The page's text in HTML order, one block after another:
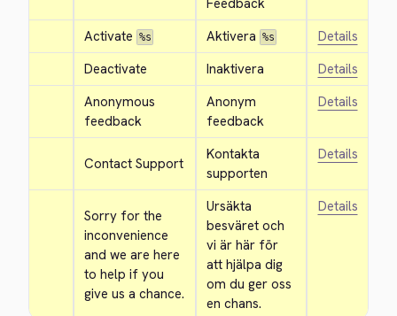
Feedback
Activate %s Aktivera %s
Details
Deactivate
Inaktivera
Details
Anonymous
feedback
Anonym
feedback
Details
Contact Support
Kontakta
supporten
Details
Sorry for the
inconvenience
and we are here
to help if you
give us a chance.
Ursäkta
besväret och
vi är här för
att hjälpa dig
om du ger oss
en chans.
Details